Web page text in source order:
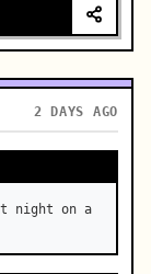
2 DAYS AGO
night on a